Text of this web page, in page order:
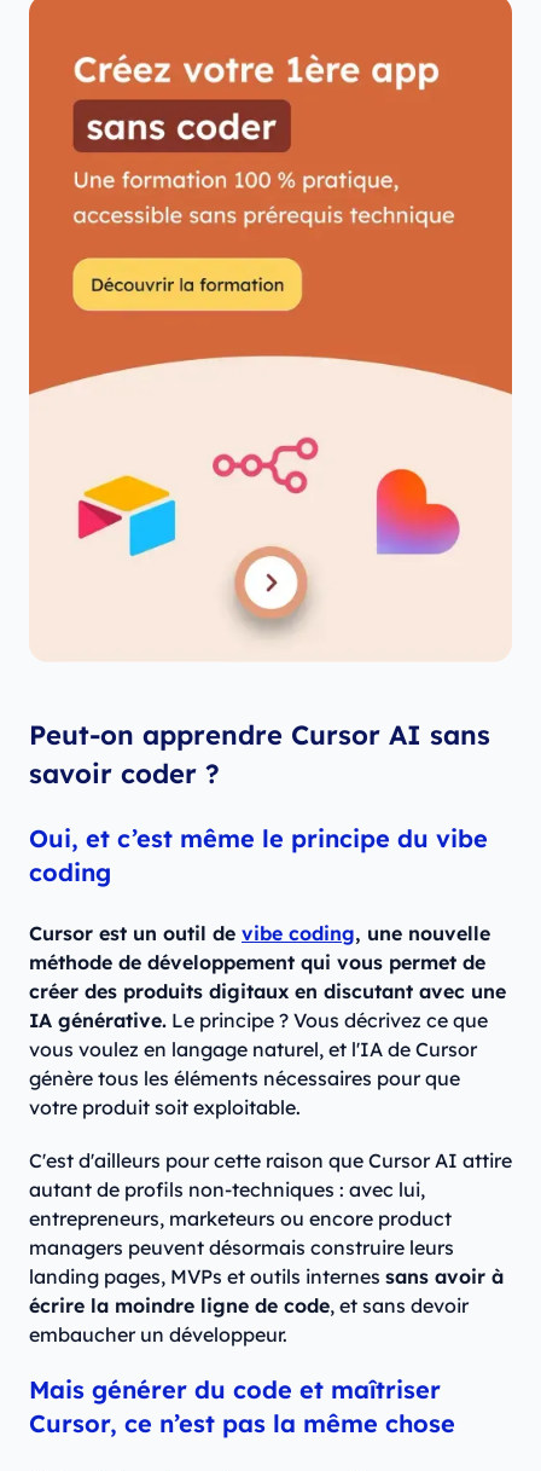
Peut-on apprendre Cursor AI sans
savoir coder ?
Oui, et c’est même le principe du vibe
coding
Cursor est un outil de vibe coding, une nouvelle
méthode de développement qui vous permet de
créer des produits digitaux en discutant avec une
IA générative. Le principe ? Vous décrivez ce que
vous voulez en langage naturel, et l'IA de Cursor
génère tous les éléments nécessaires pour que
votre produit soit exploitable.
C'est d'ailleurs pour cette raison que Cursor AI attire
autant de profils non-techniques : avec lui,
entrepreneurs, marketeurs ou encore product
managers peuvent désormais construire leurs
landing pages, MVPs et outils internes sans avoir à
écrire la moindre ligne de code, et sans devoir
embaucher un développeur.
Mais générer du code et maîtriser
Cursor, ce n’est pas la même chose